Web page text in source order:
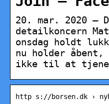
20. mar. 2020 —
detailkoncern
onsdag holdt
nu holder åbent,
ikke til at tjene
http s://borsen.dk ›